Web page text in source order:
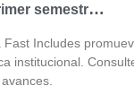
semestre
Fast Includes
institucional.